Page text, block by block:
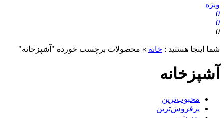
ویژه
0
0
0
شما اینجا هستید : خانه » محصولات برچسب خورده "آشپزخانه"
آشپزخانه
محبوب‌ترین
پرفروش‌ترین